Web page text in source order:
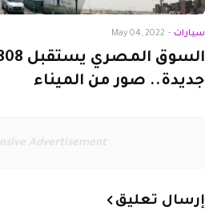
سيارات -
May 04, 2022
جديدة.. صور من الميناء
Advertisement
إرسال تعليق